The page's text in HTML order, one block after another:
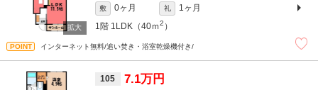
敷 0ヶ月 礼
1ヶ月
1階 1LDK（40ｍ2 ）
インターネット無料/追い焚き・浴室乾燥機付き/
105 7.1万円